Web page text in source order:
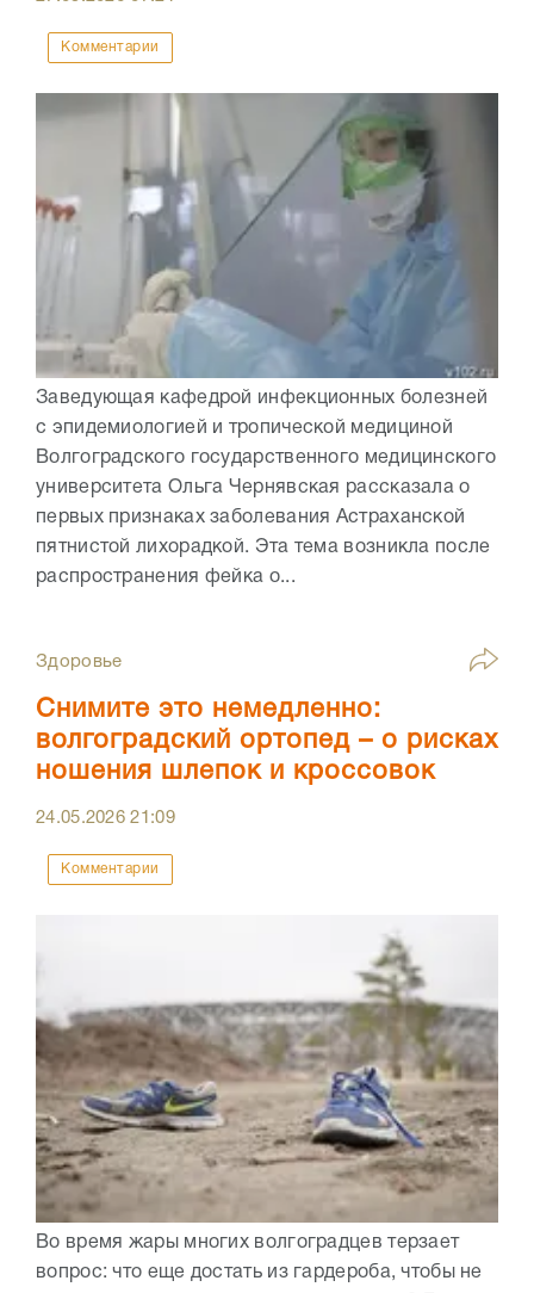
Комментарии
Заведующая кафедрой инфекционных болезней
с эпидемиологией и тропической медициной
Волгоградского государственного медицинского
университета Ольга Чернявская рассказала о
первых признаках заболевания Астраханской
пятнистой лихорадкой. Эта тема возникла после
распространения фейка о...
Здоровье
Снимите это немедленно:
волгоградский ортопед – о рисках
ношения шлепок и кроссовок
24.05.202621:09
Комментарии
Во время жары многих волгоградцев терзает
вопрос: что еще достать из гардероба, чтобы не